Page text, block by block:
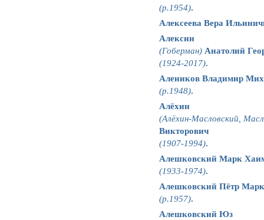
(р.1954).
Алексеева Вера
Алексин
(Гоберман) Анатолий
(1924-2017).
Алеников Владимир
(р.1948).
Алёхин
(Алёхин-Масловский,
Викторович
(1907-1994).
Алешковский Марк
(1933-1974).
Алешковский Пётр
(р.1957).
Алешковский Юз